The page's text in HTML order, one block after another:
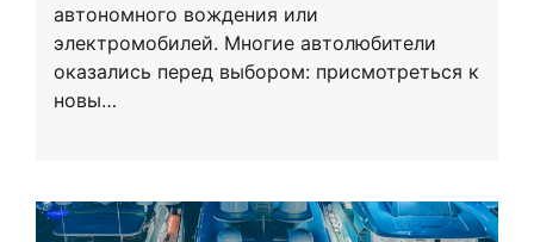
автономного вождения или
электромобилей. Многие автолюбители
оказались перед выбором: присмотреться к
новы…